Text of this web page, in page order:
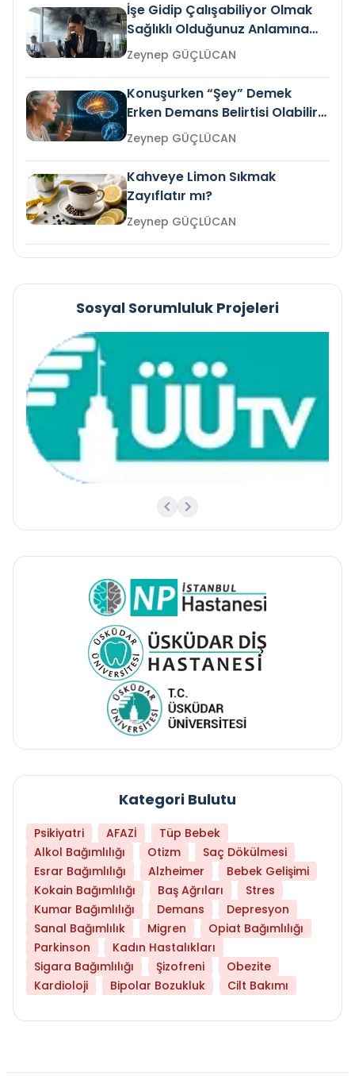
İşe Gidip Çalışabiliyor Olmak
Sağlıklı Olduğunuz Anlamına
Gelir mi?Zeynep GÜÇLÜCAN
Konuşurken “Şey” Demek
Erken Demans Belirtisi Olabilir
mi?
Zeynep GÜÇLÜCAN
Kahveye Limon Sıkmak
Zayıflatır mı?
Zeynep GÜÇLÜCAN
Sosyal Sorumluluk Projeleri
Kategori Bulutu
Psikiyatri AFAZİ
Tüp Bebek
Alkol Bağımlılığı
Otizm
Saç Dökülmesi
Esrar Bağımlılığı
Alzheimer
Bebek Gelişimi
Kokain Bağımlılığı
Baş Ağrıları
Stres
Kumar Bağımlılığı
Demans
Depresyon
Sanal Bağımlılık
Migren
Opiat Bağımlılığı
Parkinson
Kadın Hastalıkları
Sigara Bağımlılığı
Şizofreni
Obezite
Kardioloji
Bipolar Bozukluk Cilt Bakımı